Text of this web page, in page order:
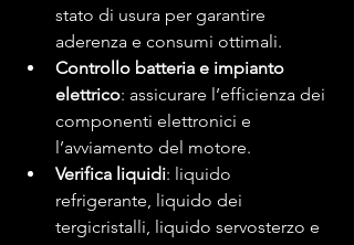
stato di usura per garantire
aderenza e consumi ottimali.
Controllo batteria e impianto
elettrico: assicurare l’efficienza dei
componenti elettronici e
l’avviamento del motore.
Verifica liquidi: liquido
refrigerante, liquido dei
tergicristalli, liquido servosterzo e